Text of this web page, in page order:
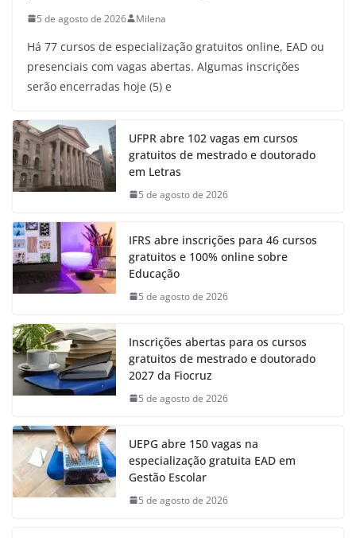
5 de agosto de 2026 Milena
Há 77 cursos de especialização gratuitos online, EAD ou
presenciais com vagas abertas. Algumas inscrições
serão encerradas hoje (5) e
UFPR abre 102 vagas em cursos
gratuitos de mestrado e doutorado
em Letras
5 de agosto de 2026
IFRS abre inscrições para 46 cursos
gratuitos e 100% online sobre
Educação
5 de agosto de 2026
Inscrições abertas para os cursos
gratuitos de mestrado e doutorado
2027 da Fiocruz
5 de agosto de 2026
UEPG abre 150 vagas na
especialização gratuita EAD em
Gestão Escolar
5 de agosto de 2026